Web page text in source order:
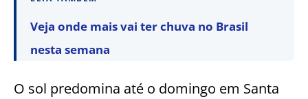
Veja onde mais vai ter chuva no Brasil
nesta semana
O sol predomina até o domingo em Santa